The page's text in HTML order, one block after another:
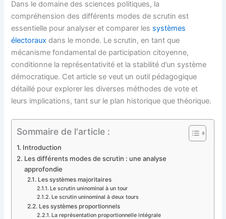
Dans le domaine des sciences politiques, la
compréhension des différents modes de scrutin est
essentielle pour analyser et comparer les systèmes
électoraux dans le monde. Le scrutin, en tant que
mécanisme fondamental de participation citoyenne,
conditionne la représentativité et la stabilité d’un système
démocratique. Cet article se veut un outil pédagogique
détaillé pour explorer les diverses méthodes de vote et
leurs implications, tant sur le plan historique que théorique.
Sommaire de l'article :
Introduction
Les différents modes de scrutin : une analyse
approfondie
Les systèmes majoritaires
Le scrutin uninominal à un tour
Le scrutin uninominal à deux tours
Les systèmes proportionnels
La représentation proportionnelle intégrale